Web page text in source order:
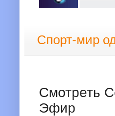
Спорт-мир
Смотреть
Эфир